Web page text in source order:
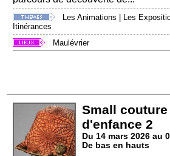
Les Animations Les
Itinérances
Maulévrier
Small
d'enfance 2
Du 14 mars 2026 au
De bas en hauts